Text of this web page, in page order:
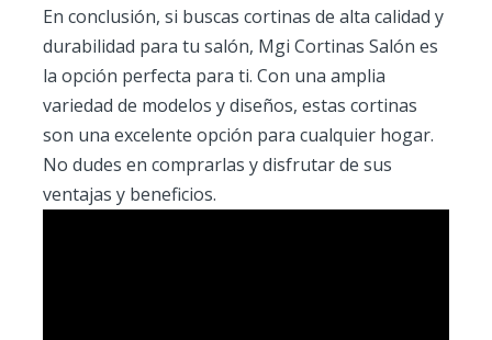
En conclusión, si buscas cortinas de alta calidad y
durabilidad para tu salón, Mgi Cortinas Salón es
la opción perfecta para ti. Con una amplia
variedad de modelos y diseños, estas cortinas
son una excelente opción para cualquier hogar.
No dudes en comprarlas y disfrutar de sus
ventajas y beneficios.